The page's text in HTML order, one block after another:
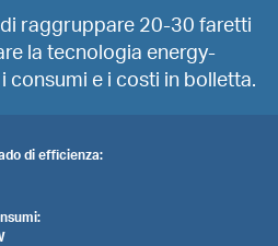
raggruppare 20-30 faretti
la tecnologia energy-
consumi e i costi in bolletta.
di efficienza: